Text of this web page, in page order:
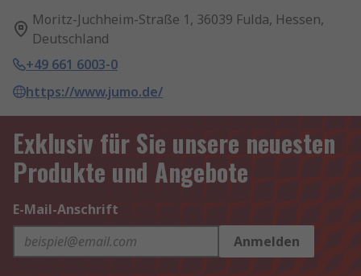
Moritz-Juchheim-Straße 1, 36039 Fulda, Hessen,
Deutschland
+49 661 6003-0
https://www.jumo.de/
Exklusiv für Sie unsere neuesten
Produkte und Angebote
E-Mail-Anschrift
Anmelden